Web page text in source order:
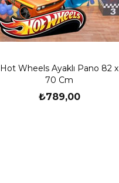
Hot Wheels Ayaklı Pano 82 x
70 Cm
₺789,00